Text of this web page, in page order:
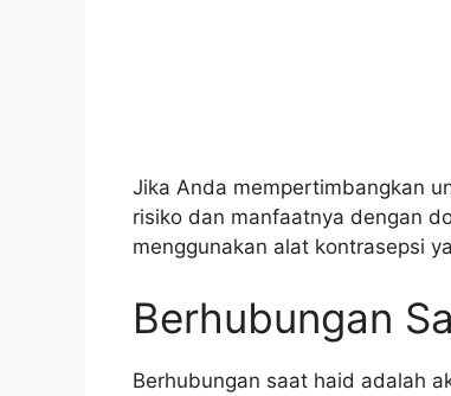
Jika Anda mempertimbangkan
risiko dan manfaatnya dengan
menggunakan alat kontrasepsi
Berhubungan
Berhubungan saat haid adalah